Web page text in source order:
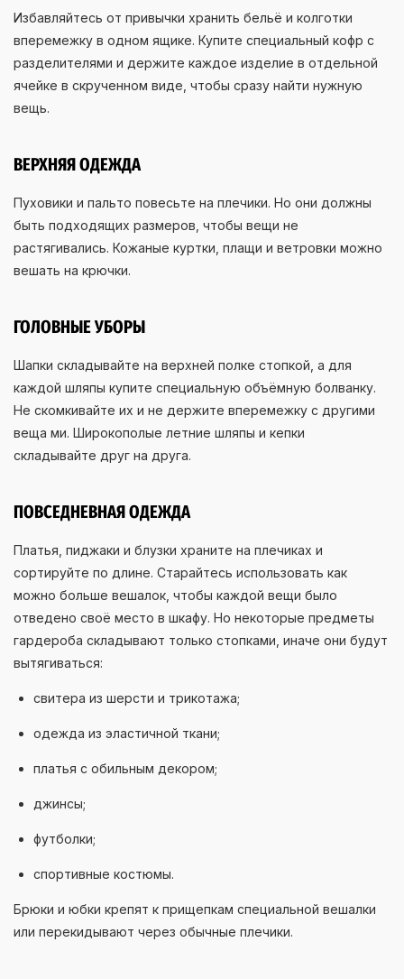
Избавляйтесь от привычки хранить бельё и колготки
вперемежку в одном ящике. Купите специальный кофр с
разделителями и держите каждое изделие в отдельной
ячейке в скрученном виде, чтобы сразу найти нужную
вещь.
ВЕРХНЯЯ ОДЕЖДА
Пуховики и пальто повесьте на плечики. Но они должны
быть подходящих размеров, чтобы вещи не
растягивались. Кожаные куртки, плащи и ветровки можно
вешать на крючки.
ГОЛОВНЫЕ УБОРЫ
Шапки складывайте на верхней полке стопкой, а для
каждой шляпы купите специальную объёмную болванку.
Не скомкивайте их и не держите вперемежку с другими
веща ми. Широкополые летние шляпы и кепки
складывайте друг на друга.
ПОВСЕДНЕВНАЯ ОДЕЖДА
Платья, пиджаки и блузки храните на плечиках и
сортируйте по длине. Старайтесь использовать как
можно больше вешалок, чтобы каждой вещи было
отведено своё место в шкафу. Но некоторые предметы
гардероба складывают только стопками, иначе они будут
вытягиваться:
свитера из шерсти и трикотажа;
одежда из эластичной ткани;
платья с обильным декором;
джинсы;
футболки;
спортивные костюмы.
Брюки и юбки крепят к прищепкам специальной вешалки
или перекидывают через обычные плечики.